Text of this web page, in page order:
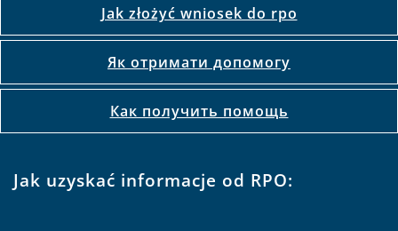
Jak złożyć wniosek do rpo
Як отримати допомогу
Как получить помощь
Jak uzyskać informacje od RPO: